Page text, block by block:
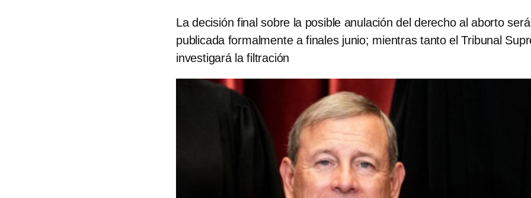
La decisión final sobre la posible anulación del derecho al aborto será
publicada formalmente a finales junio; mientras tanto el Tribunal
investigará la filtración